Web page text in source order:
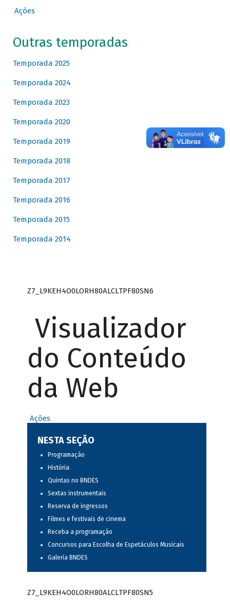
Ações
Outras temporadas
Temporada 2025
Temporada 2024
Temporada 2023
Temporada 2020
Temporada 2019
Temporada 2018
Temporada 2017
Temporada 2016
Temporada 2015
Temporada 2014
Z7_L9KEH4O0LORH80ALCLTPF80SN6
Visualizador
do Conteúdo
da Web
Ações
NESTA SEÇÃO
Programação
História
Quintas no BNDES
Sextas instrumentais
Reserva de ingressos
Filmes e festivais de cinema
Receba a programação
Concursos para Escolha de Espetáculos Musicais
Galeria BNDES
Z7_L9KEH4O0LORH80ALCLTPF80SN5